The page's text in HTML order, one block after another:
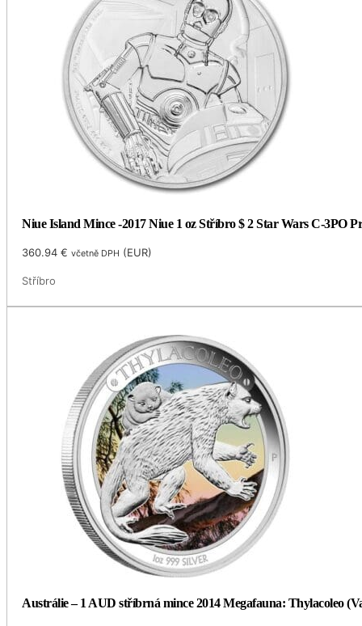
Niue Island Mince -2017 Niue 1 oz Stříbro $ 2 Star Wars C-3PO
360.94€ včetně DPH (EUR)
Stříbro
Austrálie – 1 AUD stříbrná mince 2014 Megafauna: Thylacoleo